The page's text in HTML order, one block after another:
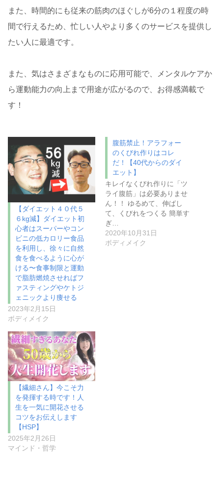
また、時間的にも従来の筋肉のほぐしが6分の１程度の時
間で行えるため、忙しい人やより多くのサービスを提供し
たい人に最適です。
また、気はさまざまなものに応用可能で、メンタルケアか
ら運動能力の向上まで用途が広がるので、お得感満載で
す！
【ダイエット４０代５
６kg減】ダイエット初
心者はスーパーやコン
ビニの低カロリー食品
を利用し、徐々に自然
食を食べるように心が
ける〜食事制限と運動
で脂肪燃焼させればフ
ァスティングやケトジ
ェニックより痩せる
2023年2月15日
ボディメイク
腹筋禁止！アラフォー
のくびれ作りはコレ
だ！【40代からのダイ
エット】
キレイなくびれ作りに「ツ
ライ腹筋」は必要ありませ
ん！！ ゆるめて、伸ばし
て、くびれをつくる 簡単す
ぎ…
2020年10月31日
ボディメイク
【繊細さん】今こそ力
を発揮する時です！人
生を一気に開花させる
コツをお伝えします
【HSP】
2025年2月26日
マインド・哲学